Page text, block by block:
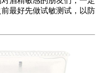
最好先做试敏测试，以防